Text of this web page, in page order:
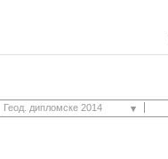
Геод. дипломске 2014